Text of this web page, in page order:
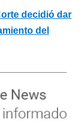
decidió dar
del